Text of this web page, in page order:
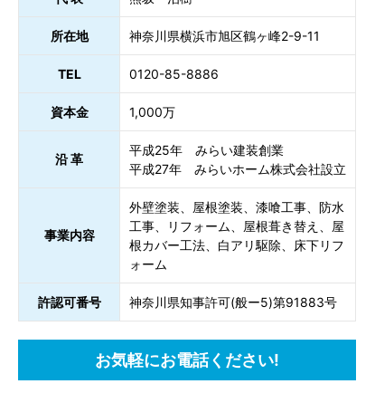
所在地 神奈川県横浜市旭区鶴ヶ峰2-9-11
TEL 0120-85-8886
資本金 1,000万
沿 革
平成25年 みらい建装創業
平成27年 みらいホーム株式会社設立
事業内容
外壁塗装、屋根塗装、漆喰工事、防水
工事、リフォーム、屋根葺き替え、屋
根カバー工法、白アリ駆除、床下リフ
ォーム
許認可番号 神奈川県知事許可(般ー5)第91883号
お気軽にお電話ください!